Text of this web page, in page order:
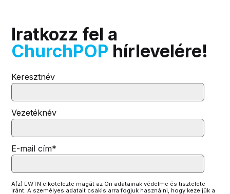
Iratkozz fel a
ChurchPOP hírlevelére!
Keresztnév
Vezetéknév
E-mail cím*
A(z) EWTN elkötelezte magát az Ön adatainak védelme és tisztelete
iránt. A személyes adatait csakis arra fogjuk használni, hogy kezeljük a